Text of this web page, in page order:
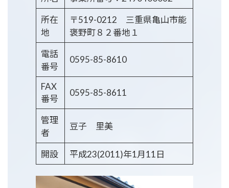
所在
地
〒519-0212 三重県亀山市能
褒野町８２番地１
電話
番号
0595-85-8610
FAX
番号
0595-85-8611
管理
者
豆子 里美
開設 平成23(2011)年1月11日